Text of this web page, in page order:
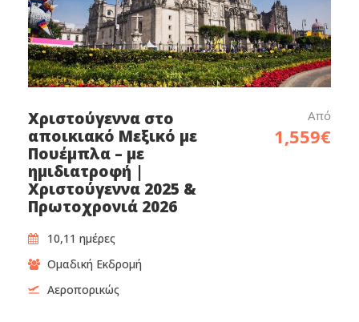
Χριστούγεννα στο
αποικιακό Μεξικό με
Πουέμπλα – με
ημιδιατροφή |
Χριστούγεννα 2025 &
Πρωτοχρονιά 2026
Από
1,559€
10,11 ημέρες
Ομαδική Εκδρομή
Αεροπορικώς